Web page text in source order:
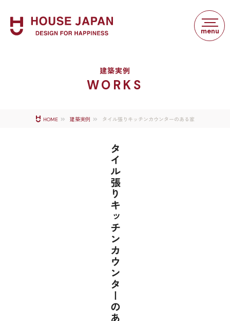
建築実例
WORKS
HOME 建築実例 タイル張りキッチンカウンターのある家
タイル張りキッチンカウンターのある家